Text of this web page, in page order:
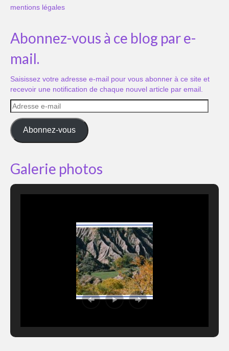
mentions légales
Abonnez-vous à ce blog par e-
mail.
Saisissez votre adresse e-mail pour vous abonner à ce site et
recevoir une notification de chaque nouvel article par email.
Adresse
e-
mail
Abonnez-vous
Galerie photos